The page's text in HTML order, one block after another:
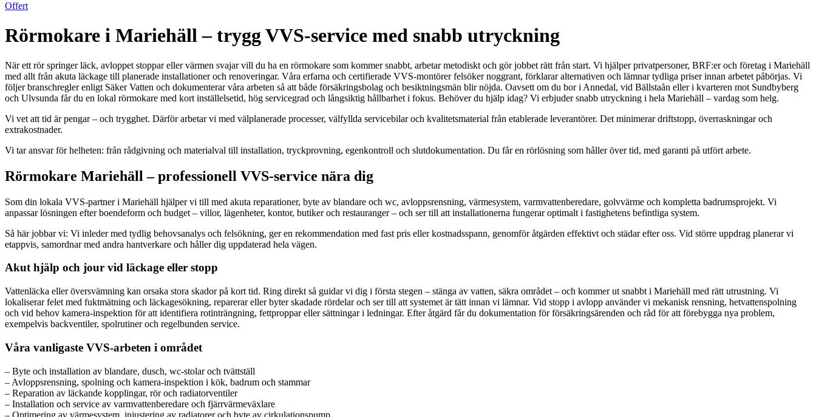
Offert
Rörmokare i Mariehäll – trygg VVS-service med snabb utryckning
När ett rör springer läck, avloppet stoppar eller värmen svajar vill du ha en rörmokare som kommer snabbt, arbetar metodiskt och gör jobbet rätt från start. Vi hjälper privatpersoner, BRF:er och företag i Mariehäll
med allt från akuta läckage till planerade installationer och renoveringar. Våra erfarna och certifierade VVS-montörer felsöker noggrant, förklarar alternativen och lämnar tydliga priser innan arbetet påbörjas. Vi
följer branschregler enligt Säker Vatten och dokumenterar våra arbeten så att både försäkringsbolag och besiktningsmän blir nöjda. Oavsett om du bor i Annedal, vid Bällstaån eller i kvarteren mot Sundbyberg
och Ulvsunda får du en lokal rörmokare med kort inställelsetid, hög servicegrad och långsiktig hållbarhet i fokus. Behöver du hjälp idag? Vi erbjuder snabb utryckning i hela Mariehäll – vardag som helg.
Vi vet att tid är pengar – och trygghet. Därför arbetar vi med välplanerade processer, välfyllda servicebilar och kvalitetsmaterial från etablerade leverantörer. Det minimerar driftstopp, överraskningar och
extrakostnader.
Vi tar ansvar för helheten: från rådgivning och materialval till installation, tryckprovning, egenkontroll och slutdokumentation. Du får en rörlösning som håller över tid, med garanti på utfört arbete.
Rörmokare Mariehäll – professionell VVS-service nära dig
Som din lokala VVS-partner i Mariehäll hjälper vi till med akuta reparationer, byte av blandare och wc, avloppsrensning, värmesystem, varmvattenberedare, golvvärme och kompletta badrumsprojekt. Vi
anpassar lösningen efter boendeform och budget – villor, lägenheter, kontor, butiker och restauranger – och ser till att installationerna fungerar optimalt i fastighetens befintliga system.
Så här jobbar vi: Vi inleder med tydlig behovsanalys och felsökning, ger en rekommendation med fast pris eller kostnadsspann, genomför åtgärden effektivt och städar efter oss. Vid större uppdrag planerar vi
etappvis, samordnar med andra hantverkare och håller dig uppdaterad hela vägen.
Akut hjälp och jour vid läckage eller stopp
Vattenläcka eller översvämning kan orsaka stora skador på kort tid. Ring direkt så guidar vi dig i första stegen – stänga av vatten, säkra området – och kommer ut snabbt i Mariehäll med rätt utrustning. Vi
lokaliserar felet med fuktmätning och läckagesökning, reparerar eller byter skadade rördelar och ser till att systemet är tätt innan vi lämnar. Vid stopp i avlopp använder vi mekanisk rensning, hetvattenspolning
och vid behov kamera-inspektion för att identifiera rotinträngning, fettproppar eller sättningar i ledningar. Efter åtgärd får du dokumentation för försäkringsärenden och råd för att förebygga nya problem,
exempelvis backventiler, spolrutiner och regelbunden service.
Våra vanligaste VVS-arbeten i området
– Byte och installation av blandare, dusch, wc-stolar och tvättställ
– Avloppsrensning, spolning och kamera-inspektion i kök, badrum och stammar
– Reparation av läckande kopplingar, rör och radiatorventiler
– Installation och service av varmvattenberedare och fjärrvärmeväxlare
– Optimering av värmesystem, injustering av radiatorer och byte av cirkulationspump